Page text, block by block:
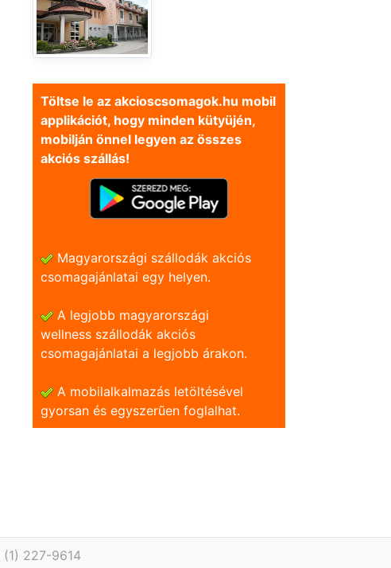
Töltse le az akcioscsomagok.hu mobil
applikációt, hogy minden kütyüjén,
mobilján önnel legyen az összes
akciós szállás!
Magyarországi szállodák akciós
csomagajánlatai egy helyen.
A legjobb magyarországi
wellness szállodák akciós
csomagajánlatai a legjobb árakon.
A mobilalkalmazás letöltésével
gyorsan és egyszerũen foglalhat.
227-9614